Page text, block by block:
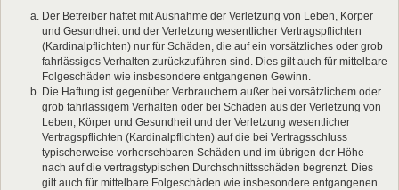
Der Betreiber haftet mit Ausnahme der Verletzung von Leben, Körper
und Gesundheit und der Verletzung wesentlicher Vertragspflichten
(Kardinalpflichten) nur für Schäden, die auf ein vorsätzliches oder grob
fahrlässiges Verhalten zurückzuführen sind. Dies gilt auch für mittelbare
Folgeschäden wie insbesondere entgangenen Gewinn.
Die Haftung ist gegenüber Verbrauchern außer bei vorsätzlichem oder
grob fahrlässigem Verhalten oder bei Schäden aus der Verletzung von
Leben, Körper und Gesundheit und der Verletzung wesentlicher
Vertragspflichten (Kardinalpflichten) auf die bei Vertragsschluss
typischerweise vorhersehbaren Schäden und im übrigen der Höhe
nach auf die vertragstypischen Durchschnittsschäden begrenzt. Dies
gilt auch für mittelbare Folgeschäden wie insbesondere entgangenen